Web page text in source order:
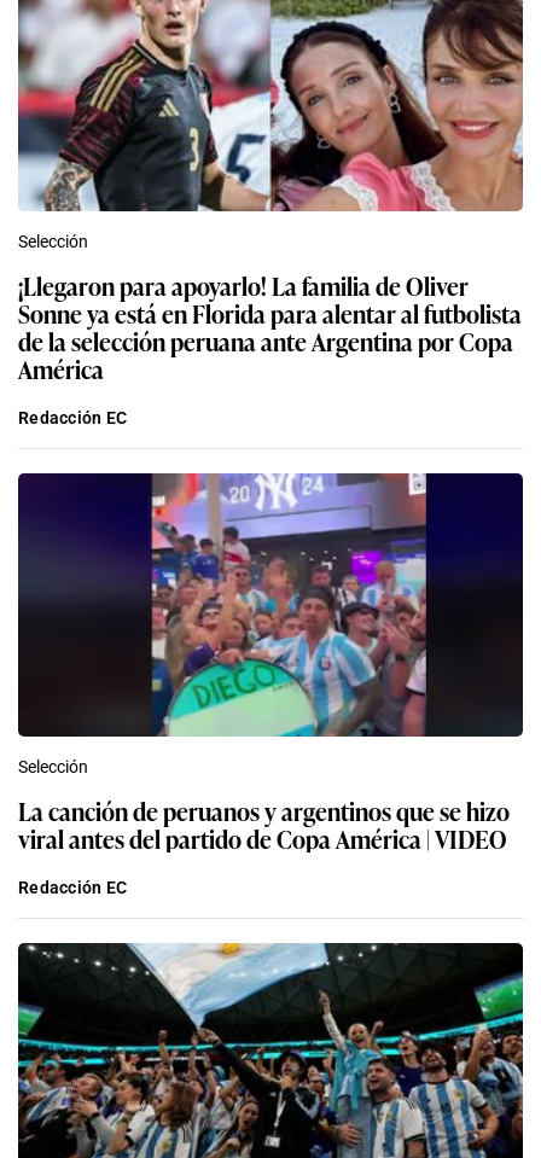
Selección
¡Llegaron para apoyarlo! La familia de Oliver
Sonne ya está en Florida para alentar al futbolista
de la selección peruana ante Argentina por Copa
América
Redacción EC
Selección
La canción de peruanos y argentinos que se hizo
viral antes del partido de Copa América | VIDEO
Redacción EC